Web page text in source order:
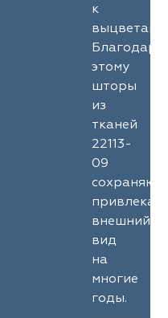
к
Благодаря
этому
шторы
из
тканей
22113-
09
сохраняют
внешний
вид
на
многие
годы.